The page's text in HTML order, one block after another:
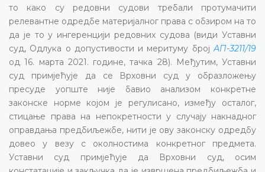
то како су редовни судови требали протумачити
релевантне одредбе материјалног права с обзиром на то
да је то у ингеренцији редовних судова (види Уставни
суд, Одлука о допустивости и меритуму бројАП-3211/19
од 16. марта 2021. године, тачка 28). Међутим, Уставни
суд примјећује да се Врховни суд у образложењу
пресуде уопште није бавио анализом конкретне
законске норме којом је регулисано, између осталог,
стицање права на непокретности у случају накнадног
оправдања предбиљежбе, нити је ову законску одредбу
довео у везу с околностима конкретног предмета.
Уставни суд примјећује да Врховни суд, осим